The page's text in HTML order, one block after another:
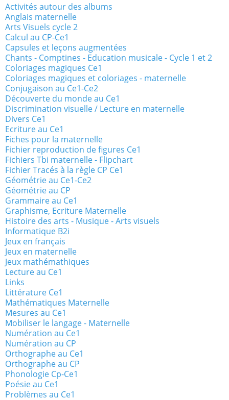
Activités autour des albums
Anglais maternelle
Arts Visuels cycle 2
Calcul au CP-Ce1
Capsules et leçons augmentées
Chants - Comptines - Education musicale - Cycle 1 et 2
Coloriages magiques Ce1
Coloriages magiques et coloriages - maternelle
Conjugaison au Ce1-Ce2
Découverte du monde au Ce1
Discrimination visuelle / Lecture en maternelle
Divers Ce1
Ecriture au Ce1
Fiches pour la maternelle
Fichier reproduction de figures Ce1
Fichiers Tbi maternelle - Flipchart
Fichier Tracés à la règle CP Ce1
Géométrie au Ce1-Ce2
Géométrie au CP
Grammaire au Ce1
Graphisme, Ecriture Maternelle
Histoire des arts - Musique - Arts visuels
Informatique B2i
Jeux en français
Jeux en maternelle
Jeux mathémathiques
Lecture au Ce1
Links
Littérature Ce1
Mathématiques Maternelle
Mesures au Ce1
Mobiliser le langage - Maternelle
Numération au Ce1
Numération au CP
Orthographe au Ce1
Orthographe au CP
Phonologie Cp-Ce1
Poésie au Ce1
Problèmes au Ce1